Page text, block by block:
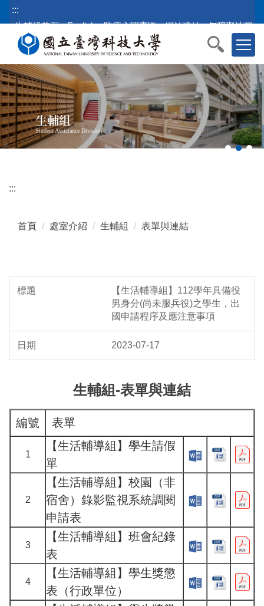
跳
到
內
容
區
塊
:::
生輔組首頁
English 防疫心理專區 網站連結 無障礙地圖
生輔組
Student Assistance Division
:::
首頁 處室介紹 生輔組 表單與連結
【生活輔導組】112學年具備役
男身分(尚未服兵役)之學生，出
國申請程序及應注意事項
2023-07-17
生輔組-表單與連結
編號 表單
1
【生活輔導組】學生請假
單
2
【生活輔導組】校園（非
宿舍）錄影監視系統調閱
申請表
3
【生活輔導組】班會紀錄
表
4
【生活輔導組】學生獎懲
表（行政單位）